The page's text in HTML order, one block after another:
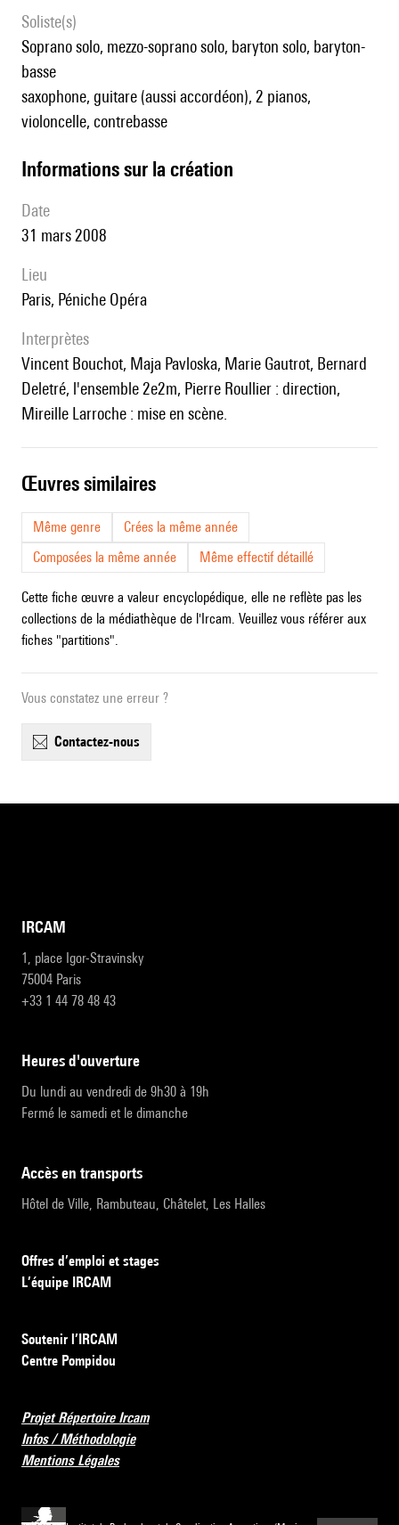
Soliste(s)
soprano solo, mezzo-soprano solo, baryton solo, baryton-
basse
saxophone, guitare (aussi accordéon), 2 pianos,
violoncelle, contrebasse
informations sur la création
date
31 mars 2008
lieu
Paris, Péniche Opéra
interprètes
Vincent Bouchot, Maja Pavloska, Marie Gautrot, Bernard
Deletré, l'ensemble 2e2m, Pierre Roullier : direction,
Mireille Larroche : mise en scène.
œuvres similaires
Même genre
Crées la même année
Composées la même année
Même effectif détaillé
Cette fiche œuvre a valeur encyclopédique, elle ne reflète pas les
collections de la médiathèque de l'Ircam. Veuillez vous référer aux
fiches "partitions".
Vous constatez une erreur ?
contactez-nous
IRCAM
1, place Igor-Stravinsky
75004 Paris
+33 1 44 78 48 43
heures d'ouverture
Du lundi au vendredi de 9h30 à 19h
Fermé le samedi et le dimanche
accès en transports
Hôtel de Ville, Rambuteau, Châtelet, Les Halles
Offres d’emploi et stages
L’équipe IRCAM
Soutenir l’IRCAM
Centre Pompidou
Projet Répertoire Ircam
Infos / Méthodologie
Mentions Légales